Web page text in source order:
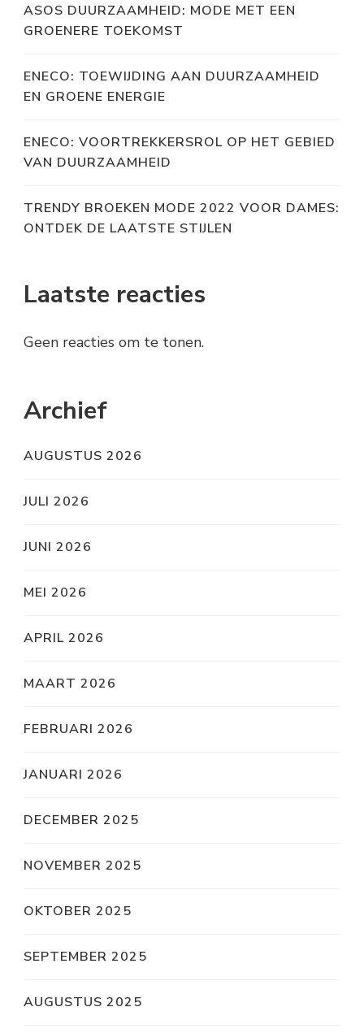
ASOS DUURZAAMHEID: MODE MET EEN
GROENERE TOEKOMST
ENECO: TOEWIJDING AAN DUURZAAMHEID
EN GROENE ENERGIE
ENECO: VOORTREKKERSROL OP HET GEBIED
VAN DUURZAAMHEID
TRENDY BROEKEN MODE 2022 VOOR DAMES:
ONTDEK DE LAATSTE STIJLEN
Laatste reacties
Geen reacties om te tonen.
Archief
AUGUSTUS 2026
JULI 2026
JUNI 2026
MEI 2026
APRIL 2026
MAART 2026
FEBRUARI 2026
JANUARI 2026
DECEMBER 2025
NOVEMBER 2025
OKTOBER 2025
SEPTEMBER 2025
AUGUSTUS 2025